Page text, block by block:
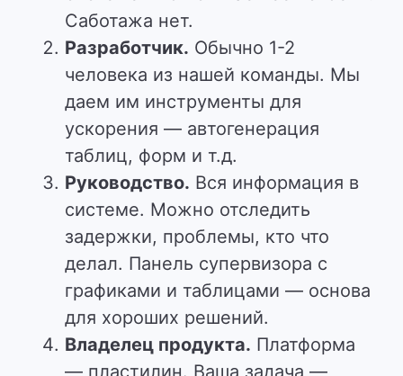
Саботажа нет.
Разработчик. Обычно 1-2
человека из нашей команды. Мы
даем им инструменты для
ускорения — автогенерация
таблиц, форм и т.д.
Руководство. Вся информация в
системе. Можно отследить
задержки, проблемы, кто что
делал. Панель супервизора с
графиками и таблицами — основа
для хороших решений.
Владелец продукта. Платформа
— пластилин. Ваша задача —